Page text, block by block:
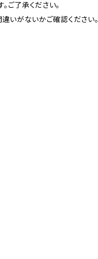
ご了承ください。
違いがないかご確認ください。